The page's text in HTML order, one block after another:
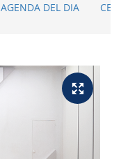
AGENDA DEL DIA